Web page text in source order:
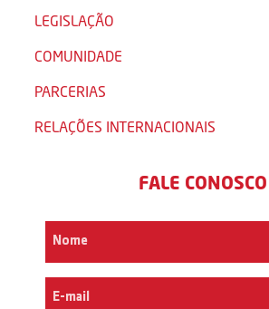
LEGISLAÇÃO
COMUNIDADE
PARCERIAS
RELAÇÕES INTERNACIONAIS
FALE CONOSCO